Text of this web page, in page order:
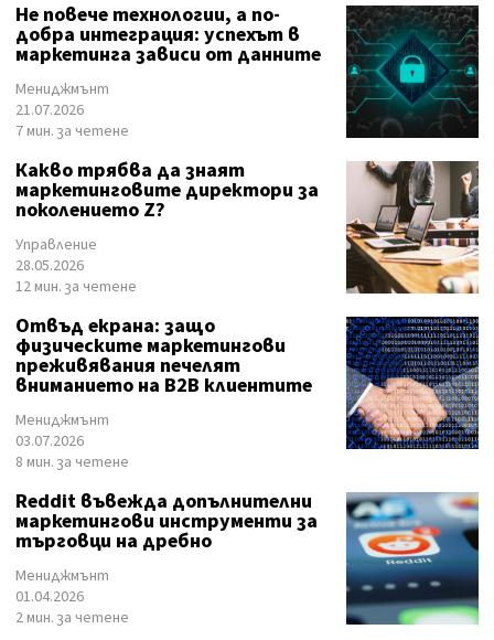
Не повече технологии, а по-
добра интеграция: успехът в
маркетинга зависи от данните
Мениджмънт
21.07.2026
7 мин. за четене
Какво трябва да знаят
маркетинговите директори за
поколението Z?
Управление
28.05.2026
12 мин. за четене
Отвъд екрана: защо
физическите маркетингови
преживявания печелят
вниманието на B2B клиентите
Мениджмънт
03.07.2026
8 мин. за четене
Reddit въвежда допълнителни
маркетингови инструменти за
търговци на дребно
Мениджмънт
01.04.2026
2 мин. за четене